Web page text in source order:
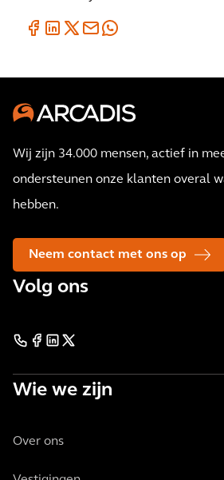
Wij zijn 34.000 mensen, actief in
ondersteunen onze klanten overal
hebben.
Neem contact met ons op
Volg ons
Wie we zijn
Over ons